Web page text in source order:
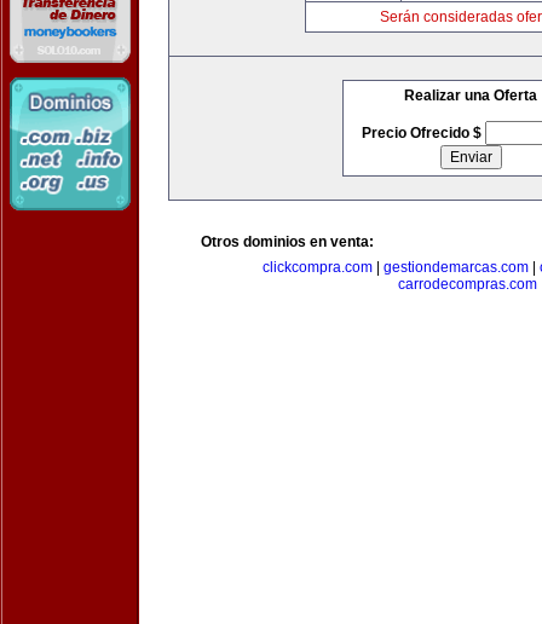
Serán consideradas
Realizar una Oferta
Precio Ofrecido $
Otros dominios en venta:
clickcompra.com
gestiondemarcas.com
carrodecompras.com